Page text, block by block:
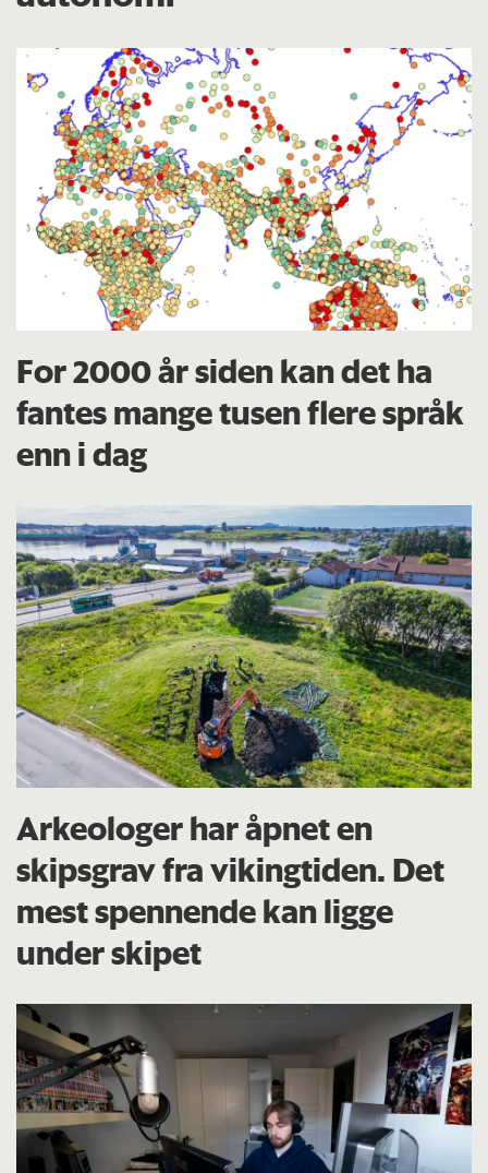
For 2000 år siden kan det ha
fantes mange tusen flere språk
enn i dag
Arkeologer har åpnet en
skipsgrav fra vikingtiden. Det
mest spennende kan ligge
under skipet